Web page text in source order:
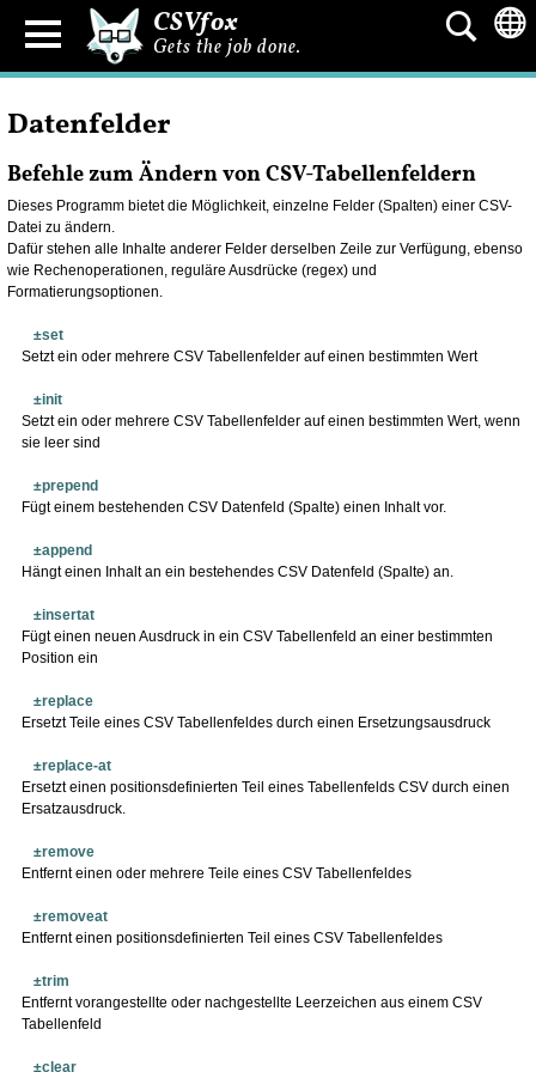
CSVfox
Gets the job done.
Datenfelder
Befehle zum Ändern von CSV-Tabellenfeldern
Dieses Programm bietet die Möglichkeit, einzelne Felder (Spalten) einer CSV-
Datei zu ändern.
Dafür stehen alle Inhalte anderer Felder derselben Zeile zur Verfügung, ebenso
wie Rechenoperationen, reguläre Ausdrücke (regex) und
Formatierungsoptionen.
±set
Setzt ein oder mehrere CSV Tabellenfelder auf einen bestimmten Wert
±init
Setzt ein oder mehrere CSV Tabellenfelder auf einen bestimmten Wert, wenn
sie leer sind
±prepend
Fügt einem bestehenden CSV Datenfeld (Spalte) einen Inhalt vor.
±append
Hängt einen Inhalt an ein bestehendes CSV Datenfeld (Spalte) an.
±insertat
Fügt einen neuen Ausdruck in ein CSV Tabellenfeld an einer bestimmten
Position ein
±replace
Ersetzt Teile eines CSV Tabellenfeldes durch einen Ersetzungsausdruck
±replace-at
Ersetzt einen positionsdefinierten Teil eines Tabellenfelds CSV durch einen
Ersatzausdruck.
±remove
Entfernt einen oder mehrere Teile eines CSV Tabellenfeldes
±removeat
Entfernt einen positionsdefinierten Teil eines CSV Tabellenfeldes
±trim
Entfernt vorangestellte oder nachgestellte Leerzeichen aus einem CSV
Tabellenfeld
±clear